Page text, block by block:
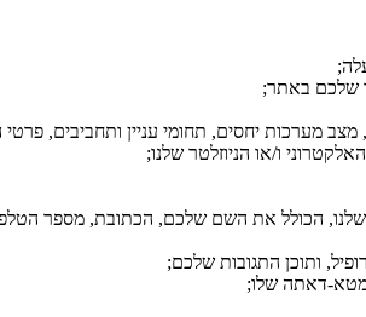
הכולל את השם שלכם, הכתובת, מספר